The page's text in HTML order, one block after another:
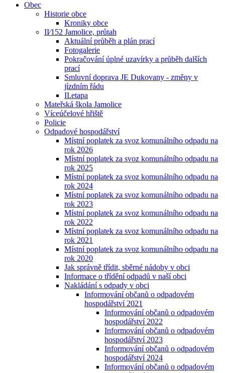
Obec
Historie obce
Kroniky obce
II⁄152 Jamolice, průtah
Aktuální průběh a plán prací
Fotogalerie
Pokračování úplné uzavírky a průběh dalších
prací
Smluvní doprava JE Dukovany - změny v
jízdním řádu
II.etapa
Mateřská škola Jamolice
Víceúčelové hřiště
Policie
Odpadové hospodářství
Místní poplatek za svoz komunálního odpadu na
rok 2026
Místní poplatek za svoz komunálního odpadu na
rok 2025
Místní poplatek za svoz komunálního odpadu na
rok 2024
Místní poplatek za svoz komunálního odpadu na
rok 2023
Místní poplatek za svoz komunálního odpadu na
rok 2022
Místní poplatek za svoz komunálního odpadu na
rok 2021
Místní poplatek za svoz komunálního odpadu na
rok 2020
Jak správně třídit, sběrné nádoby v obci
Informace o třídění odpadů v naší obci
Nakládání s odpady v obci
Informování občanů o odpadovém
hospodářství 2021
Informování občanů o odpadovém
hospodářství 2022
Informování občanů o odpadovém
hospodářství 2023
Informování občanů o odpadovém
hospodářství 2024
Informování občanů o odpadovém